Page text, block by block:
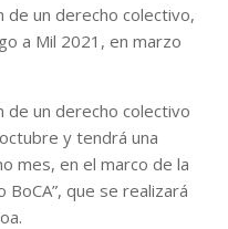
de un derecho colectivo,
a Mil 2021, en marzo
de un derecho colectivo
y tendrá una
mes, en el marco de la
que se realizará